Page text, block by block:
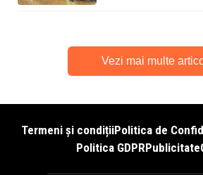
Vezi mai multe
Termeni și condițiiPolitica de
Politica GDPRPublicitate